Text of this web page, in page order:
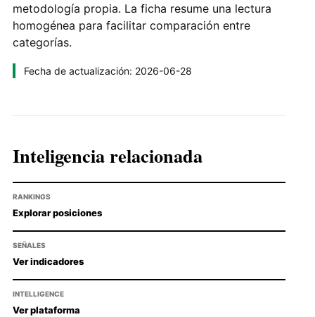
metodología propia. La ficha resume una lectura
homogénea para facilitar comparación entre
categorías.
Fecha de actualización: 2026-06-28
Inteligencia relacionada
RANKINGS
Explorar posiciones
SEÑALES
Ver indicadores
INTELLIGENCE
Ver plataforma